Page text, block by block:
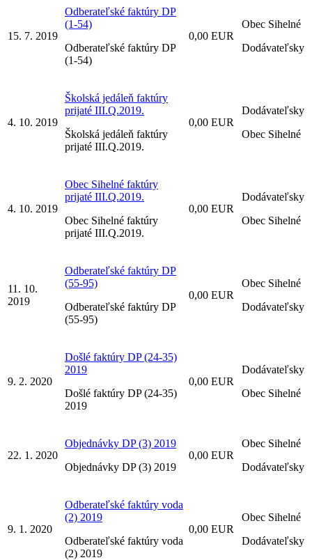
15. 7. 2019
Odberateľské faktúry DP
(1-54)
Odberateľské faktúry DP
(1-54)
0,00 EUR
Obec Sihelné
Dodávateľsky
4. 10. 2019
Školská jedáleň faktúry
prijaté III.Q.2019.
Školská jedáleň faktúry
prijaté III.Q.2019.
0,00 EUR
Dodávateľsky
Obec Sihelné
4. 10. 2019
Obec Sihelné faktúry
prijaté III.Q.2019.
Obec Sihelné faktúry
prijaté III.Q.2019.
0,00 EUR
Dodávateľsky
Obec Sihelné
11. 10.
2019
Odberateľské faktúry DP
(55-95)
Odberateľské faktúry DP
(55-95)
0,00 EUR
Obec Sihelné
Dodávateľsky
9. 2. 2020
Došlé faktúry DP (24-35)
2019
Došlé faktúry DP (24-35)
2019
0,00 EUR
Dodávateľsky
Obec Sihelné
22. 1. 2020
Objednávky DP (3) 2019
Objednávky DP (3) 2019
0,00 EUR
Obec Sihelné
Dodávateľsky
9. 1. 2020
Odberateľské faktúry voda
(2) 2019
Odberateľské faktúry voda
(2) 2019
0,00 EUR
Obec Sihelné
Dodávateľsky